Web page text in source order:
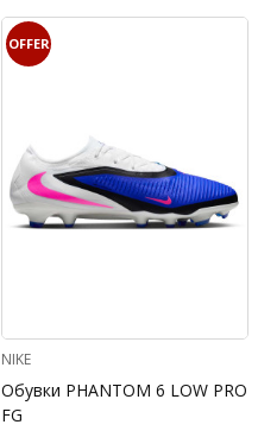
OFFER
NIKE
Обувки PHANTOM 6 LOW PRO
FG